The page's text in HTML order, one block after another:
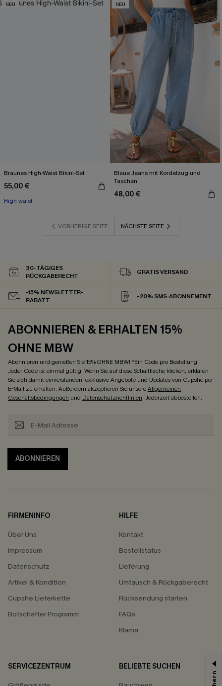
NEU
Braunes High-Waist Bikini-Set
55,00 €
High waist
NEU
Blaue Jeans mit Kordelzug und
Taschen
48,00 €
VORHERIGE SEITE NÄCHSTE SEITE
30-TÄGIGES
RÜCKGABERECHT
GRATIS VERSAND
-15% NEWSLETTER-
RABATT
-20% SMS-ABONNEMENT
ABONNIEREN & ERHALTEN 15%
OHNE MBW
Abonnieren und genießen Sie 15% OHNE MBW! *Ein Code pro Bestellung.
Jeder Code ist einmal gültig. Wenn Sie auf diese Schaltfläche klicken, erklären
Sie sich damit einverstanden, exklusive Angebote und Updates von Cupshe per
E-Mail zu erhalten. Außerdem akzeptieren Sie unsereAllgemeinen
Geschäftsbedingungen und Datenschutzrichtlinien. Jederzeit abbestellen.
ABONNIEREN
FIRMENINFO
Über Uns
Impressum
Datenschutz
Artikel & Kondition
Cupshe Lieferkette
Botschafter Programm
HILFE
Kontakt
Bestellstatus
Lieferung
Umtausch & Rückgaberecht
Rücksendung starten
FAQs
Klarna
SERVICEZENTRUM
BELIEBTE SUCHEN